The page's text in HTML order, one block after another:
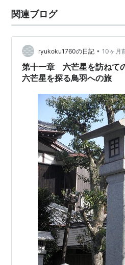
関連ブログ
ryukoku1760の日記 • 10ヶ月
第十一章 六芒星を訪ねて
六芒星を探る鳥羽への旅